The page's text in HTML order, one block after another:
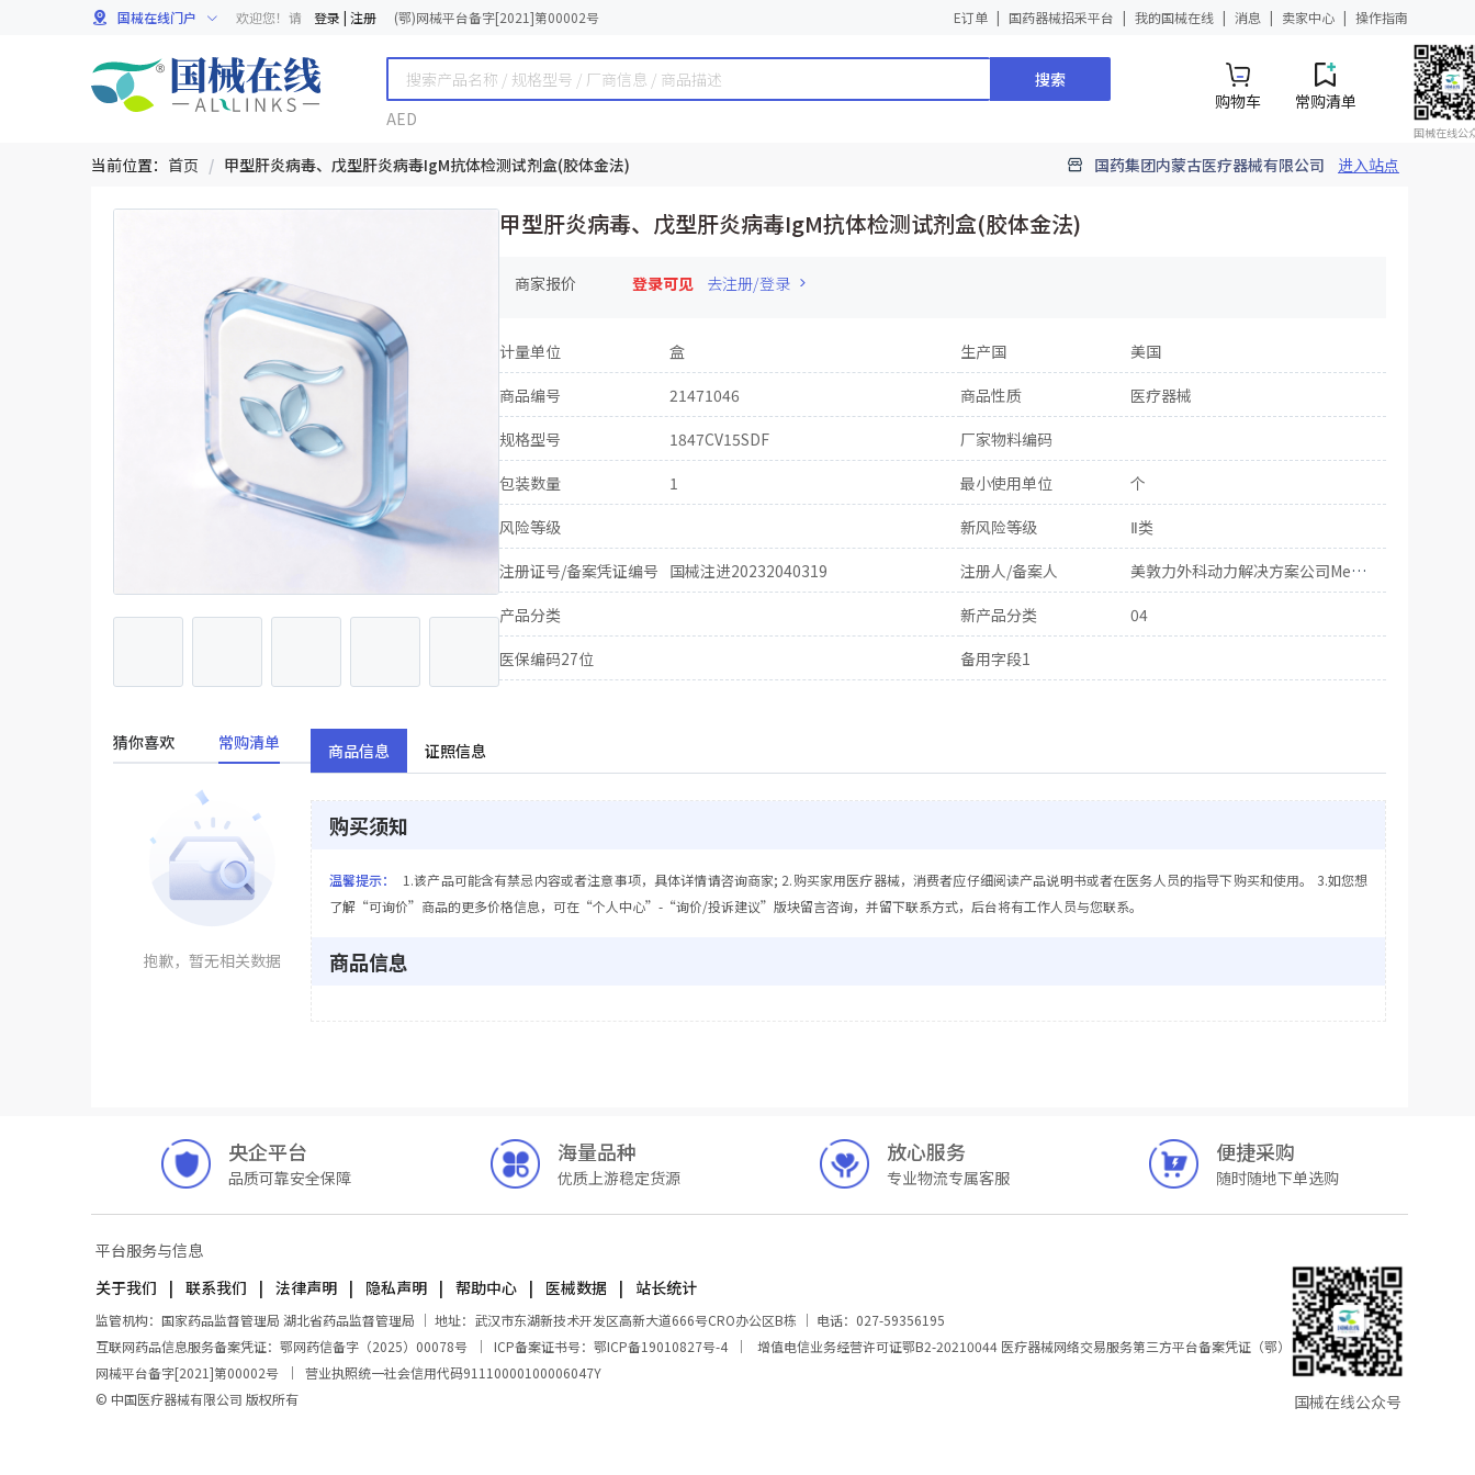
国械在线门户 欢迎您！请 登录 | 注册 (鄂)网械平台备字[2021]第00002号 E订单 国药器械招采平台 我的国械在线 消息 卖家中心 操作指南
搜索
AED
购物车 常购清单
国械在线公
当前位置： 首页 / 甲型肝炎病毒、戊型肝炎病毒IgM抗体检测试剂盒(胶体金法) 国药集团内蒙古医疗器械有限公司 进入站点
甲型肝炎病毒、戊型肝炎病毒IgM抗体检测试剂盒(胶体金法)
商家报价 登录可见 去注册/登录
计量单位 盒 生产国
美国
商品编号
21471046 商品性质
医疗器械
规格型号
1847CV15SDF
厂家物料编码
包装数量
1 最小使用单位
个
风险等级
新风险等级
Ⅱ类
注册证号/备案凭证编号 国械注进20232040319 注册人/备案人
美敦力外科动力解决方案公司Medtronic Powered Surgical Solutions
产品分类
新产品分类
04
医保编码27位
备用字段1
猜你喜欢 常购清单
抱歉，暂无相关数据
商品信息 证照信息
购买须知
温馨提示：
1.该产品可能含有禁忌内容或者注意事项，具体详情请咨询商家; 2.购买家用医疗器械，消费者应仔细阅读产品说明书或者在医务人员的指导下购买和使用。 3.如您想
了解“可询价”商品的更多价格信息，可在“个人中心”-“询价/投诉建议”版块留言咨询，并留下联系方式，后台将有工作人员与您联系。
商品信息
央企平台
品质可靠安全保障
海量品种
优质上游稳定货源
放心服务
专业物流专属客服
便捷采购
随时随地下单选购
平台服务与信息
关于我们
联系我们 法律声明 隐私声明 帮助中心 医械数据 站长统计
监管机构：国家药品监督管理局 湖北省药品监督管理局 ｜ 地址：武汉市东湖新技术开发区高新大道666号CRO办公区B栋 ｜ 电话：027-59356195
互联网药品信息服务备案凭证：鄂网药信备字（2025）00078号
｜ ICP备案证书号：鄂ICP备19010827号-4 ｜ 增值电信业务经营许可证鄂B2-20210044 医疗器械网络交易服务第三方平台备案凭证（鄂）
网械平台备字[2021]第00002号
｜ 营业执照统一社会信用代码91110000100006047Y
© 中国医疗器械有限公司 版权所有
国械在线公众号